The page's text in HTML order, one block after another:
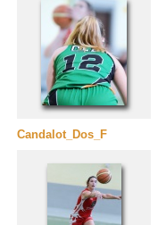
Candalot_Dos_F